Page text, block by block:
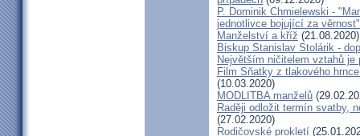
P. Dominik Chmielewski -
jednotlivce bojující za věrnost"
Manželství a kříž (21.08.2020)
Biskup Stanislav Stolárik -
Největším ničitelem vztahů je
Film Sňatky z tlakového
(10.03.2020)
MODLITBA manželů
Raději odložit termín svatby,
(27.02.2020)
Rodičovské prokletí